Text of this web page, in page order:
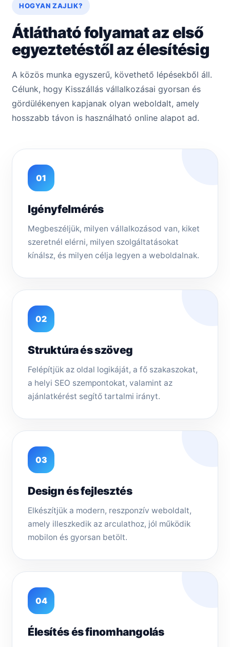
HOGYAN ZAJLIK?
Átlátható folyamat az első
egyeztetéstől az élesítésig
A közös munka egyszerű, követhető lépésekből áll.
Célunk, hogy Kisszállás vállalkozásai gyorsan és
gördülékenyen kapjanak olyan weboldalt, amely
hosszabb távon is használható online alapot ad.
01
Igényfelmérés
Megbeszéljük, milyen vállalkozásod van, kiket
szeretnél elérni, milyen szolgáltatásokat
kínálsz, és milyen célja legyen a weboldalnak.
02
Struktúra és szöveg
Felépítjük az oldal logikáját, a fő szakaszokat,
a helyi SEO szempontokat, valamint az
ajánlatkérést segítő tartalmi irányt.
03
Design és fejlesztés
Elkészítjük a modern, reszponzív weboldalt,
amely illeszkedik az arculathoz, jól működik
mobilon és gyorsan betölt.
04
Élesítés és finomhangolás